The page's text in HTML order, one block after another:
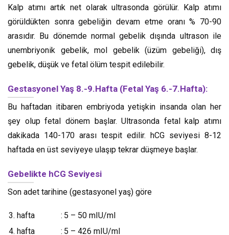
Kalp atımı artık net olarak ultrasonda görülür. Kalp atımı
görüldükten sonra gebeliğin devam etme oranı % 70-90
arasıdır. Bu dönemde normal gebelik dışında ultrason ile
unembriyonik gebelik, mol gebelik (üzüm gebeliği), dış
gebelik, düşük ve fetal ölüm tespit edilebilir.
Gestasyonel Yaş 8.-9.Hafta (Fetal Yaş 6.-7.Hafta):
Bu haftadan itibaren embriyoda yetişkin insanda olan her
şey olup fetal dönem başlar. Ultrasonda fetal kalp atımı
dakikada 140-170 arası tespit edilir. hCG seviyesi 8-12
haftada en üst seviyeye ulaşıp tekrar düşmeye başlar.
Gebelikte hCG Seviyesi
Son adet tarihine (gestasyonel yaş) göre
3. hafta : 5 – 50 mIU/ml
4. hafta
: 5 – 426 mIU/ml